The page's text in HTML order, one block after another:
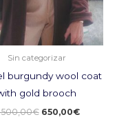
Sin categorizar
burgundy wool coat
gold brooch
€ 650,00€